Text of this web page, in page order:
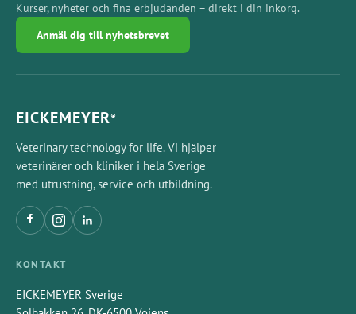
Kurser, nyheter och fina erbjudanden – direkt i din inkorg.
Anmäl dig till nyhetsbrevet
EICKEMEYER®
Veterinary technology for life. Vi hjälper
veterinärer och kliniker i hela Sverige
med utrustning, service och utbildning.
KONTAKT
EICKEMEYER Sverige